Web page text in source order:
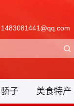
子 美食特产